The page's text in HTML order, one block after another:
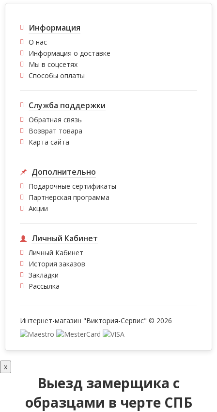
Информация
О нас
Информация о доставке
Мы в соцсетях
Способы оплаты
Служба поддержки
Обратная связь
Возврат товара
Карта сайта
Дополнительно
Подарочные сертификаты
Партнерская программа
Акции
Личный Кабинет
Личный Кабинет
История заказов
Закладки
Рассылка
Интернет-магазин "Виктория-Сервис" © 2026
x
Выезд замерщика с
образцами в черте СПБ